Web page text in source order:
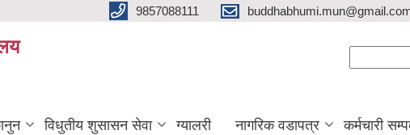
9857088111
विधुतीय शुसासन सेवा ग्यालरी नागरिक वडापत्र कर्मचारी